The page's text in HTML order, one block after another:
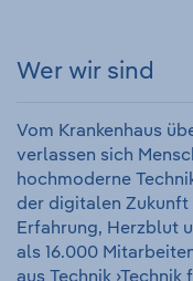
Wer wir sind
Vom Krankenhaus
verlassen sich
hochmoderne
der digitalen Zukunft
Erfahrung, Herzblut
als 16.000
aus Technik